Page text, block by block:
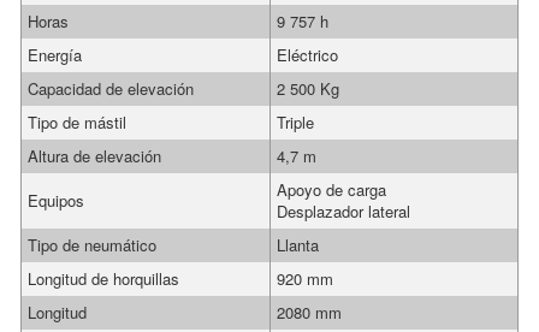
Horas
9 757 h
Energía
Eléctrico
Capacidad de elevación
2 500 Kg
Tipo de mástil
Triple
Altura de elevación
4,7 m
Equipos
Apoyo de carga
Desplazador lateral
Tipo de neumático
Llanta
Longitud de horquillas
920 mm
Longitud
2080 mm